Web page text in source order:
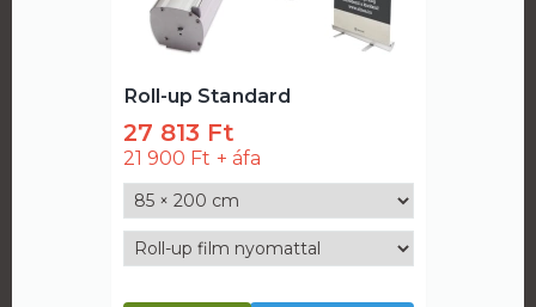
Roll-up Standard
27 813 Ft
21 900 Ft